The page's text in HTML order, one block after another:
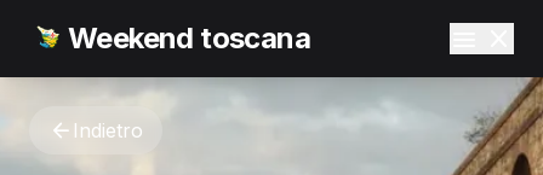
Weekend toscana
Indietro